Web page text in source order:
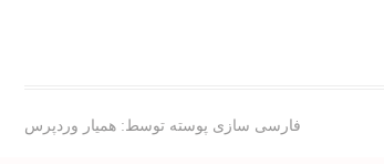
فارسی سازی پوسته توسط: همیار وردپرس